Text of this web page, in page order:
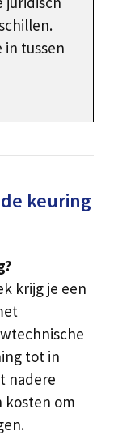
in tussen
keuring
krijg je een
tot in
nadere
kosten om